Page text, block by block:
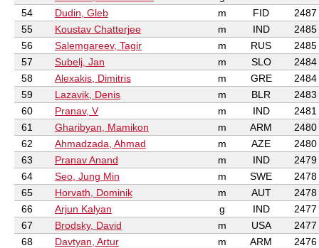
54
Dudin, Gleb m FID
2487
55
Koustav Chatterjee m IND
2485
56
Salemgareev, Tagir m RUS
2485
57
Subelj, Jan m SLO
2484
58
Alexakis, Dimitris m GRE
2484
59
Lazavik, Denis m BLR
2483
60
Pranav, V m IND
2481
61
Gharibyan, Mamikon m ARM
2480
62
Ahmadzada, Ahmad m AZE
2480
63
Pranav Anand m IND
2479
64
Seo, Jung Min m SWE
2478
65
Horvath, Dominik m AUT
2478
66
Arjun Kalyan g IND
2477
67
Brodsky, David m USA
2477
68
Davtyan, Artur m ARM
2476